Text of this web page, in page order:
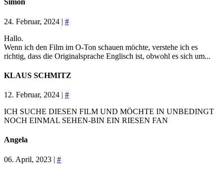
Simon
24. Februar, 2024 | #
Hallo.
Wenn ich den Film im O-Ton schauen möchte, verstehe ich es
richtig, dass die Originalsprache Englisch ist, obwohl es sich um...
KLAUS SCHMITZ
12. Februar, 2024 | #
ICH SUCHE DIESEN FILM UND MÖCHTE IN UNBEDINGT
NOCH EINMAL SEHEN-BIN EIN RIESEN FAN
Angela
06. April, 2023 | #